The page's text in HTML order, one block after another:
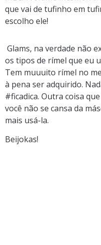
que vai de tufinho em
escolho ele!
Glams, na verdade não
os tipos de rímel que eu
Tem muuuito rímel no
à pena ser adquirido.
#ficadica. Outra coisa
você não se cansa da
mais usá-la.
Beijokas!